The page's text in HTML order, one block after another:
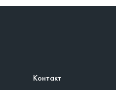
Контакт